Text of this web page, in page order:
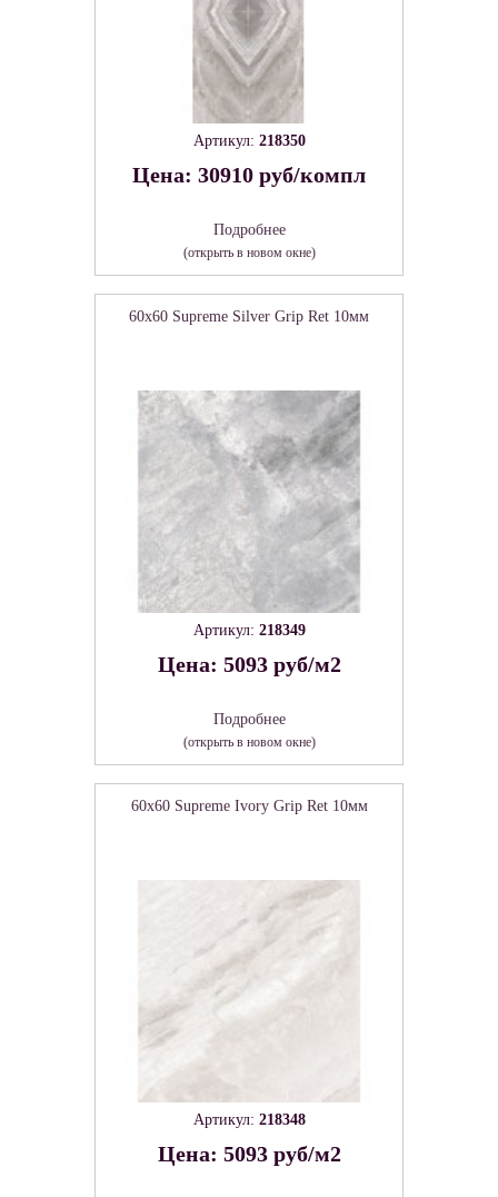
Артикул: 218350
Цена: 30910 руб/компл
Подробнее
(открыть в новом окне)
60x60 Supreme Silver Grip Ret 10мм
Артикул: 218349
Цена: 5093 руб/м2
Подробнее
(открыть в новом окне)
60x60 Supreme Ivory Grip Ret 10мм
Артикул: 218348
Цена: 5093 руб/м2